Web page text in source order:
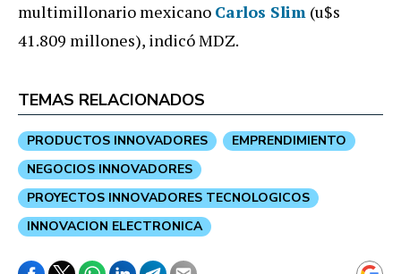
multimillonario mexicano Carlos Slim (u$s
41.809 millones), indicó MDZ.
TEMAS RELACIONADOS
PRODUCTOS INNOVADORES
EMPRENDIMIENTO
NEGOCIOS INNOVADORES
PROYECTOS INNOVADORES TECNOLOGICOS
INNOVACION ELECTRONICA